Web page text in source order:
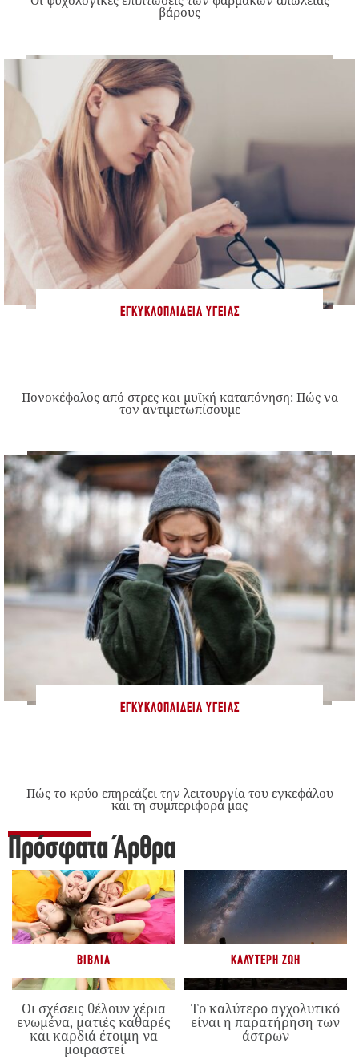
βάρους
ΕΓΚΥΚΛΟΠΑΊΔΕΙΑ ΥΓΕΊΑΣ
Πονοκέφαλος από στρες και μυϊκή καταπόνηση: Πώς να
τον αντιμετωπίσουμε
ΕΓΚΥΚΛΟΠΑΊΔΕΙΑ ΥΓΕΊΑΣ
Πώς το κρύο επηρεάζει την λειτουργία του εγκεφάλου
και τη συμπεριφορά μας
Πρόσφατα Άρθρα
ΒΙΒΛΊΑ
Οι σχέσεις θέλουν χέρια
ενωμένα, ματιές καθαρές
και καρδιά έτοιμη να
μοιραστεί
ΚΑΛΎΤΕΡΗ ΖΩΉ
Το καλύτερο αγχολυτικό
είναι η παρατήρηση των
άστρων